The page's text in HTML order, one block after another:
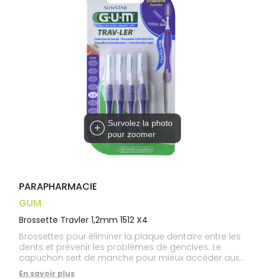
Survolez la photo
pour zoomer
PARAPHARMACIE
GUM
Brossette Travler 1,2mm 1512 X4
Brossettes pour éliminer la plaque dentaire entre les
dents et prévenir les problèmes de gencives. Le
capuchon sert de manche pour mieux accéder aux
zones postérieures.
En savoir plus